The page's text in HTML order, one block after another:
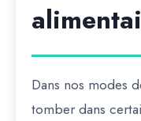
Dans nos modes
tomber dans